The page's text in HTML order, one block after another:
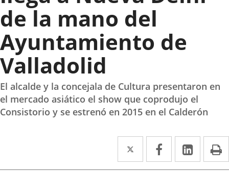
de la mano del
Ayuntamiento de
Valladolid
El alcalde y la concejala de Cultura presentaron en
el mercado asiático el show que coprodujo el
Consistorio y se estrenó en 2015 en el Calderón
Twitter
Enlace
a
Facebook
Enlace
a
Enlace
a